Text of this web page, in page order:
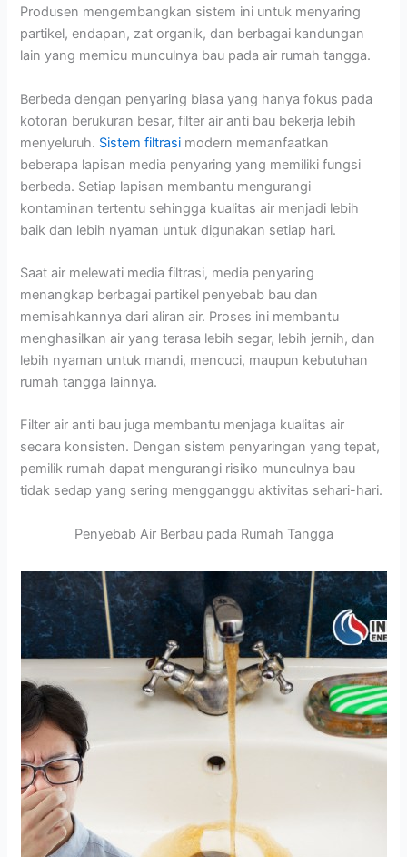
Produsen mengembangkan sistem ini untuk menyaring
partikel, endapan, zat organik, dan berbagai kandungan
lain yang memicu munculnya bau pada air rumah tangga.
Berbeda dengan penyaring biasa yang hanya fokus pada
kotoran berukuran besar, filter air anti bau bekerja lebih
menyeluruh. Sistem filtrasi modern memanfaatkan
beberapa lapisan media penyaring yang memiliki fungsi
berbeda. Setiap lapisan membantu mengurangi
kontaminan tertentu sehingga kualitas air menjadi lebih
baik dan lebih nyaman untuk digunakan setiap hari.
Saat air melewati media filtrasi, media penyaring
menangkap berbagai partikel penyebab bau dan
memisahkannya dari aliran air. Proses ini membantu
menghasilkan air yang terasa lebih segar, lebih jernih, dan
lebih nyaman untuk mandi, mencuci, maupun kebutuhan
rumah tangga lainnya.
Filter air anti bau juga membantu menjaga kualitas air
secara konsisten. Dengan sistem penyaringan yang tepat,
pemilik rumah dapat mengurangi risiko munculnya bau
tidak sedap yang sering mengganggu aktivitas sehari-hari.
Penyebab Air Berbau pada Rumah Tangga